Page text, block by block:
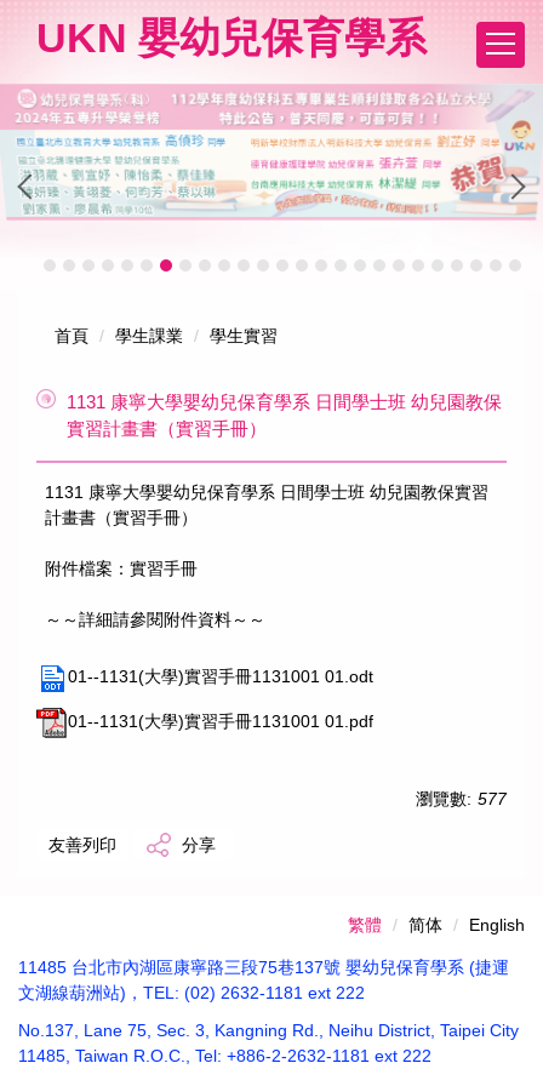
要
內
容
區
UKN 嬰幼兒保育學系
首頁 學生課業 學生實習
1131 康寧大學嬰幼兒保育學系 日間學士班 幼兒園教保
實習計畫書（實習手冊）
1131 康寧大學嬰幼兒保育學系 日間學士班 幼兒園教保實習
計畫書（實習手冊）
附件檔案：實習手冊
～～詳細請參閱附件資料～～
01--1131(大學)實習手冊1131001 01.odt
01--1131(大學)實習手冊1131001 01.pdf
瀏覽數: 577
友善列印 分享
繁體 简体 English
11485 台北市內湖區康寧路三段75巷137號 嬰幼兒保育學系 (捷運
文湖線葫洲站)，TEL: (02) 2632-1181 ext 222
No.137, Lane 75, Sec. 3, Kangning Rd., Neihu District, Taipei City
11485, Taiwan R.O.C., Tel: +886-2-2632-1181 ext 222